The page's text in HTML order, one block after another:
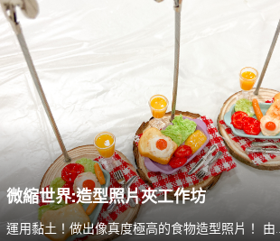
微縮世界:造型照片夾工作坊
運用黏土！做出像真度極高的食物造型照片！ 由...